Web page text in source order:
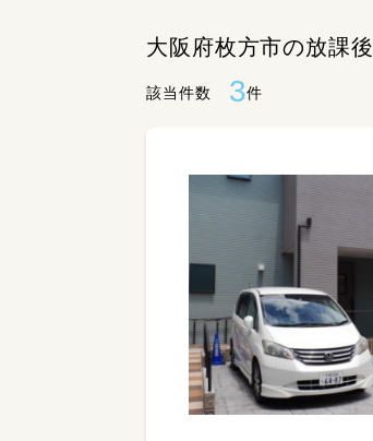
大阪府枚方市の放課
該当件数 3件